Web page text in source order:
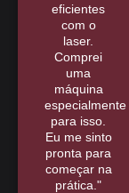
eficientes
com o
laser.
Comprei
uma
máquina
especialmente
para isso.
Eu me sinto
pronta para
começar na
prática."